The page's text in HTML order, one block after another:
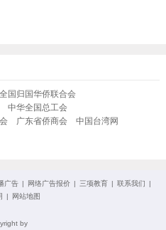
国归国华侨联合会
中华全国总工会
广东省侨商会
中国台湾网
广告 | 网络广告报价 | 三项教育 | 联系我们
|
| 网站地图
by